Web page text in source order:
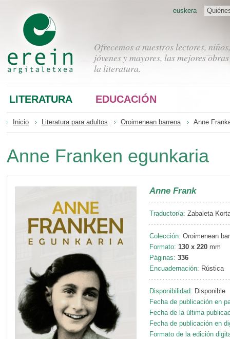
Ofrecemos a nuestros lectores, niños,
jóvenes y mayores, las mejores
la literatura.
euskera
LITERATURA EDUCACIÓN
Inicio Literatura para adultos Oroimenean barrena Anne
Anne Franken egunkaria
Anne Frank
Traductor/a: Zabaleta
Colección: Oroimenean
Formato: 130 x 220 mm
Páginas: 336
Encuadernación: Rústica
Disponibilidad: Disponible
Fecha de publicación en
Fecha de la última
Fecha de publicación en
Formato de la edición